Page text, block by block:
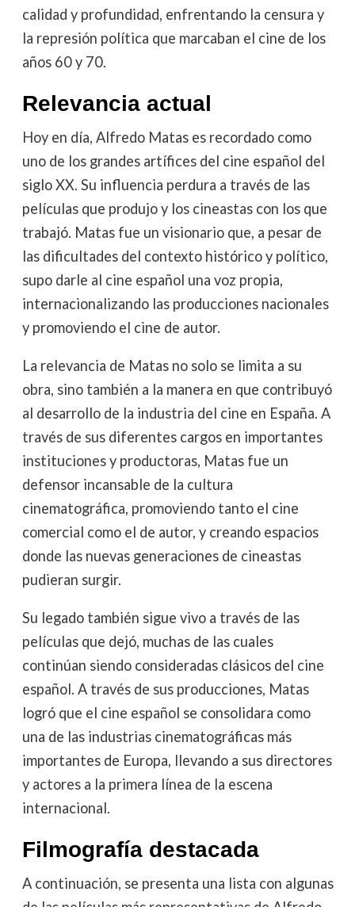
calidad y profundidad, enfrentando la censura y
la represión política que marcaban el cine de los
años 60 y 70.
Relevancia actual
Hoy en día, Alfredo Matas es recordado como
uno de los grandes artífices del cine español del
siglo XX. Su influencia perdura a través de las
películas que produjo y los cineastas con los que
trabajó. Matas fue un visionario que, a pesar de
las dificultades del contexto histórico y político,
supo darle al cine español una voz propia,
internacionalizando las producciones nacionales
y promoviendo el cine de autor.
La relevancia de Matas no solo se limita a su
obra, sino también a la manera en que contribuyó
al desarrollo de la industria del cine en España. A
través de sus diferentes cargos en importantes
instituciones y productoras, Matas fue un
defensor incansable de la cultura
cinematográfica, promoviendo tanto el cine
comercial como el de autor, y creando espacios
donde las nuevas generaciones de cineastas
pudieran surgir.
Su legado también sigue vivo a través de las
películas que dejó, muchas de las cuales
continúan siendo consideradas clásicos del cine
español. A través de sus producciones, Matas
logró que el cine español se consolidara como
una de las industrias cinematográficas más
importantes de Europa, llevando a sus directores
y actores a la primera línea de la escena
internacional.
Filmografía destacada
A continuación, se presenta una lista con algunas